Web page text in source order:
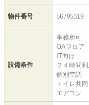
物件番号 56795319
設備条件
事務所可
OAフロア
IT向け
２４時間
個別空調
トイレ共同
エアコン